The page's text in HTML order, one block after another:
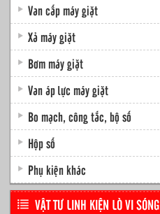
Van cấp máy giặt
Xả máy giặt
Bơm máy giặt
Van áp lực máy giặt
Bo mạch, công tắc, bộ số
Hộp số
Phụ kiện khác
VẬT TƯ LINH KIỆN LÒ VI SÓNG